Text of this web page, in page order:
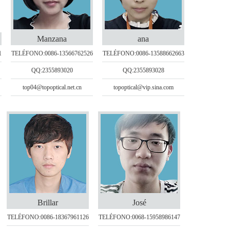
Manzana
TELÉFONO:0086-13566762526
QQ:2355893020
top04@topoptical.net.cn
ana
TELÉFONO:0086-13588662663
QQ:2355893028
topoptical@vip.sina.com
Brillar
TELÉFONO:0086-18367961126
José
TELÉFONO:0068-15958986147